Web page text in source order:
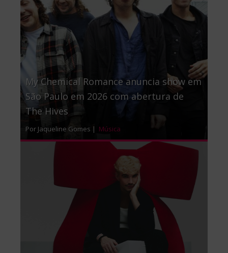
My Chemical Romance anuncia show em
São Paulo em 2026 com abertura de
The Hives
Por Jaqueline Gomes | Música